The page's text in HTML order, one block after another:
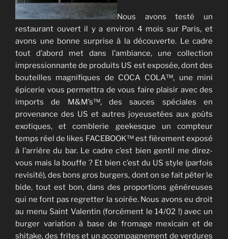
Nous avons testé un
restaurant ouvert il y a environ 4 mois sur Paris, et
avons une bonne surprise à la découverte. Le cadre
tout d’abord met dans l’ambiance, une collection
impressionnante de produits US est exposée, dont des
bouteilles magnifiques de COCA COLA™, une mini
épicerie vous permettra de vous faire plaisir avec des
imports de M&M’s™, des sauces spéciales en
provenance des US et autres joyeusetées aux goûts
exotiques, et comblerie geekesque un compteur
temps réel de likes FACEBOOK™ est fièrement exposé
à l’arrière du bar. Le cadre c’est bien gentil me direz-
vous mais la bouffe ? Et bien c’est du US style (parfois
revisité), des bons gros burgers, dont on se fait péter le
bide, tout est bon, dans des proportions généreuses
qui ne font pas regretter la soirée. Nous avons eu droit
au menu Saint Valentin (forcément le 14/02 !) avec un
burger variation à base de fromage mexicain et de
shitake, des frites et un accompagnement de verdures